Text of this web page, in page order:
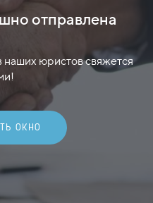
отправлена
юристов свяжется
ОКНО